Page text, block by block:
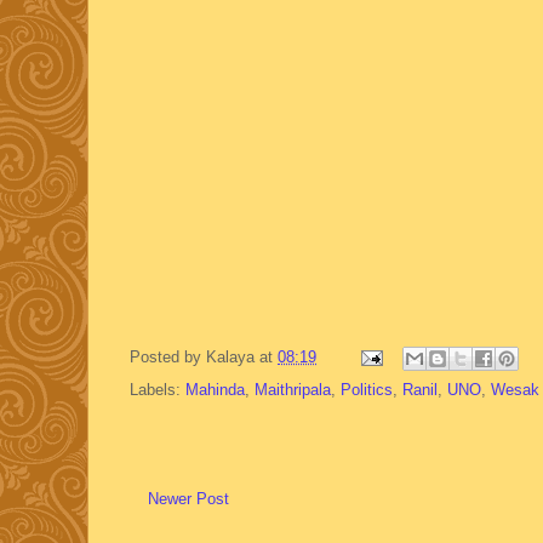
Posted by Kalaya at 08:19
Labels: Mahinda Maithripala Politics Ranil UNO Wesak
Newer Post